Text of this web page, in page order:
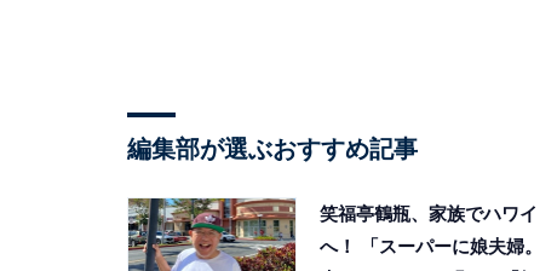
編集部が選ぶおすすめ記事
笑福亭鶴瓶、家族でハワイ
へ！ 「スーパーに娘夫婦。